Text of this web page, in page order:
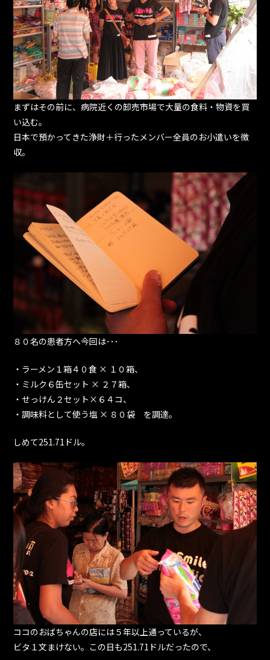
まずはその前に、病院近くの卸売市場で大量の食料・物資を買
い込む。
日本で預かってきた浄財＋行ったメンバー全員のお小遣いを徴
収。
８０名の患者方へ今回は･･･
・ラーメン１箱４０食 × １０箱、
・ミルク６缶セット × ２７箱、
・せっけん２セット×６４コ、
・調味料として使う塩 × ８０袋 を調達。
しめて251.71ドル。
ココのおばちゃんの店には５年以上通っているが、
ビタ１文まけない。この日も251.71ドルだったので、